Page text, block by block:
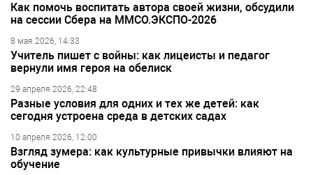
Как помочь воспитать автора своей жизни, обсудили
на сессии Сбера на ММСО.ЭКСПО-2026
8 мая 2026, 14:33
Учитель пишет с войны: как лицеисты и педагог
вернули имя героя на обелиск
29 апреля 2026, 22:48
Разные условия для одних и тех же детей: как
сегодня устроена среда в детских садах
10 апреля 2026, 12:00
Взгляд зумера: как культурные привычки влияют на
обучение